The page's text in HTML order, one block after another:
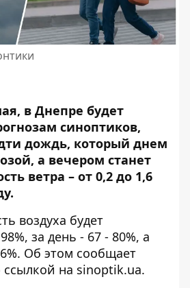
в Днепре будет
синоптиков,
дождь, который днем
а вечером станет
ветра – от 0,2 до 1,6
воздуха будет
за день - 67 - 80%, а
Об этом сообщает
на sinoptik.ua.